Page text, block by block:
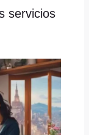
servicios